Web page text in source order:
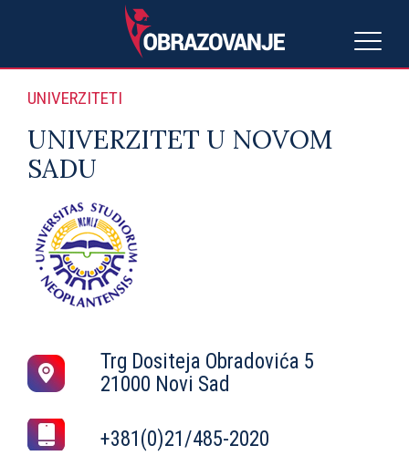
UNIVERZITETI
UNIVERZITET U NOVOM
SADU
Trg Dositeja Obradovića 5
21000 Novi Sad
+381(0)21/485-2020